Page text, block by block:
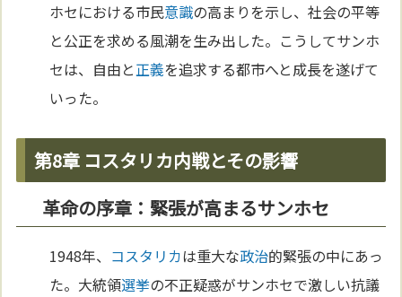
ホセにおける市民意識の高まりを示し、社会の平等
と公正を求める風潮を生み出した。こうしてサンホ
セは、自由と正義を追求する都市へと成長を遂げて
いった。
第8章 コスタリカ内戦とその影響
革命の序章：緊張が高まるサンホセ
1948年、 コスタリカは重大な政治的緊張の中にあっ
た。大統領選挙の不正疑惑がサンホセで激しい抗議